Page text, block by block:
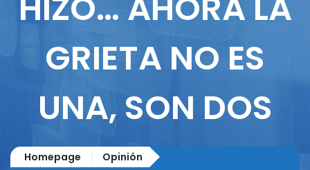
GRIETA NO ES
UNA, SON DOS
Homepage
Opinión